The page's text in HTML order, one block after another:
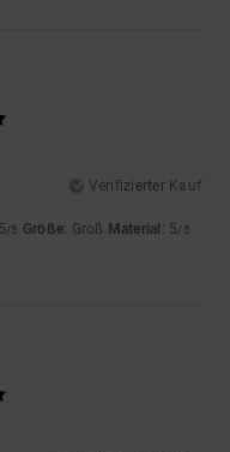
Verifizierter Kauf
/5 Größe: Groß Material : 5/5